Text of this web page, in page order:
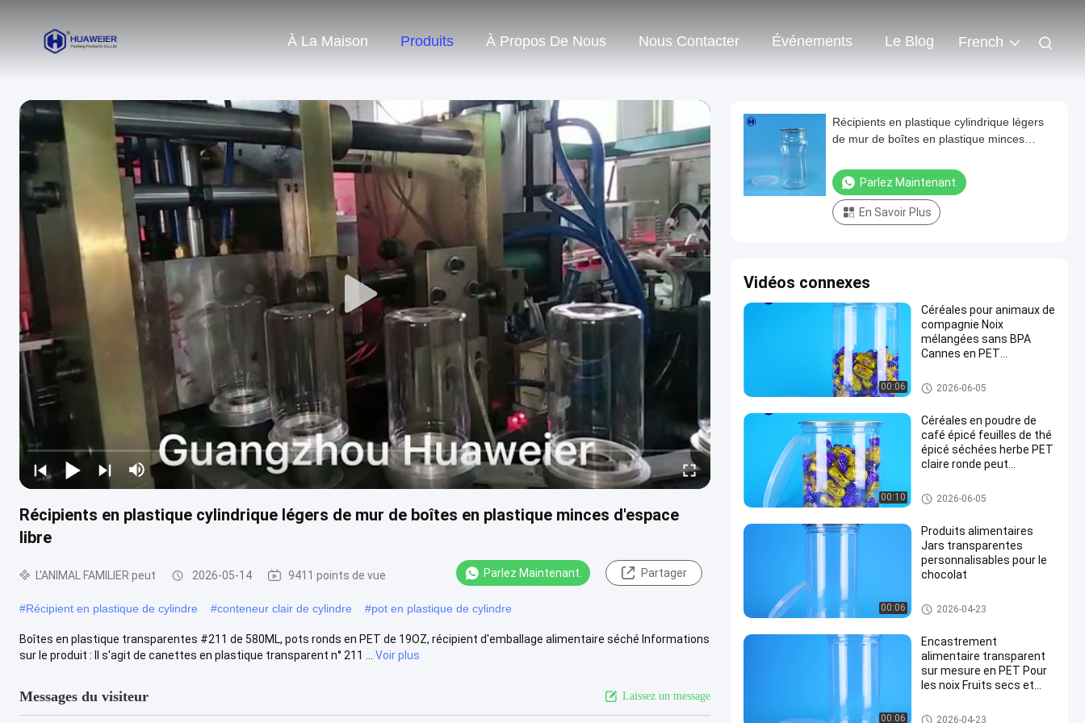
À La Maison Produits À Propos De Nous Nous Contacter Événements Le Blog French
Récipients en plastique cylindrique légers de mur de boîtes en plastique minces d'espace
libre
L'ANIMAL FAMILIER peut 2026-05-14 9411 points de vue Parlez Maintenant. Partager
#Récipient en plastique de cylindre #conteneur clair de cylindre #pot en plastique de cylindre
Boîtes en plastique transparentes #211 de 580ML, pots ronds en PET de 19OZ, récipient d'emballage alimentaire séché Informations
sur le produit : Il s'agit de canettes en plastique transparent n° 211 ...
Voir plus
Messages du visiteur Laissez un message
Récipients en plastique cylindrique légers
de mur de boîtes en plastique minces
Parlez Maintenant.
En Savoir Plus
Vidéos connexes
00:06
Céréales pour animaux de
compagnie Noix
mélangées sans BPA
Cannes en PET
plastique avec couvercle
en aluminium
L'ANIMAL FAMILIER peut
2026-06-05
00:10
Céréales en poudre de
café épicé feuilles de thé
épicé séchées herbe PET
claire ronde peut
Pot de conditionnement en pla
stique
2026-06-05
00:06
Produits alimentaires
Jars transparentes
personnalisables pour le
chocolat
L'ANIMAL FAMILIER peut
2026-04-23
00:06
Encastrement
alimentaire transparent
sur mesure en PET Pour
les noix Fruits secs et
les fuites
L'ANIMAL FAMILIER peut
2026-04-23